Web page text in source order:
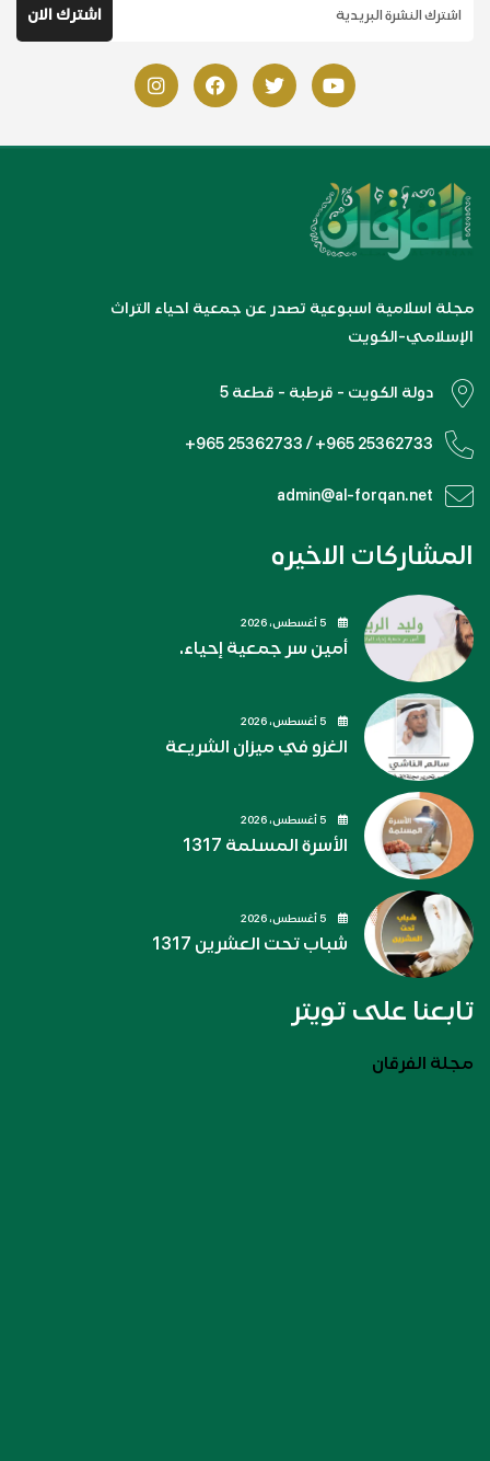
مجلة اسلامية اسبوعية تصدر عن جمعية احياء التراث
الإسلامي-الكويت
دولة الكويت - قرطبة - قطعة 5
+965 25362733 / +965 25362733
admin@al-forqan.net
المشاركات الاخيره
أمين سر جمعية إحياء.
الغزو في ميزان الشريعة
الأسرة المسلمة 1317
شباب تحت العشرين 1317
تابعنا على تويتر
مجلة الفرقان